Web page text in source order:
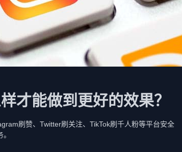
才能做到更好的效果？
刷赞、Twitter刷关注、TikTok刷千人粉等平台安全